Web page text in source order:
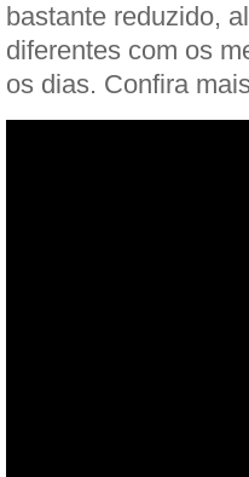
bastante reduzido,
diferentes com os
os dias. Confira